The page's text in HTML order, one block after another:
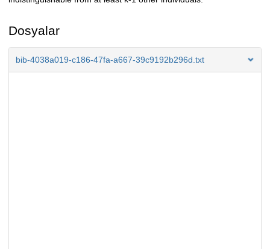
Dosyalar
bib-4038a019-c186-47fa-a667-39c9192b296d.txt